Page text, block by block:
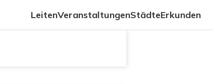
LeitenVeranstaltungenStädteErkunden